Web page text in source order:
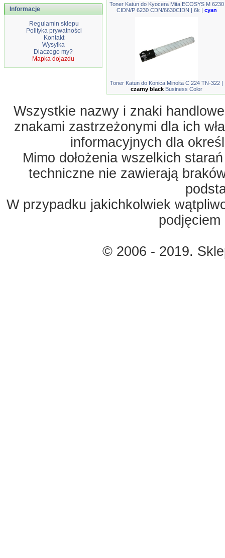
Informacje
Regulamin sklepu
Polityka prywatności
Kontakt
Wysyłka
Dlaczego my?
Mapka dojazdu
Toner Katun do Kyocera Mita ECOSYS M 6230
CIDN/P 6230 CDN/6630CIDN | 6k | cyan
Toner Katun do Konica Minolta C 224 TN-322 |
czarny black Business Color
Wszystkie nazwy i znaki
znakami zastrzeżonymi dla ich
informacyjnych dla
Mimo dołożenia wszelkich
techniczne nie zawierają
W przypadku jakichkolwiek
© 2006 - 2019.